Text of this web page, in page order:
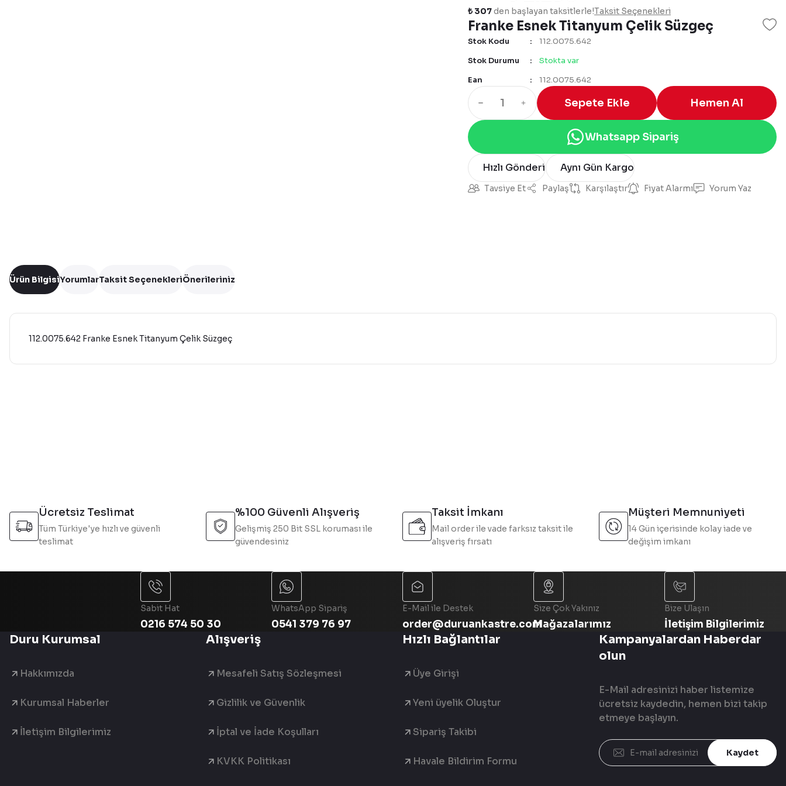
Franke Esnek Titanyum Çelik Süzgeç
₺ 307den başlayan taksitlerle!Taksit Seçenekleri
Stok Kodu
112.0075.642
Stok Durumu
Stokta var
Ean
112.0075.642
Sepete Ekle Hemen Al
Whatsapp Sipariş
Hızlı Gönderi Aynı Gün Kargo
Tavsiye Et Paylaş Karşılaştır Fiyat Alarmı Yorum Yaz
Ürün BilgisiYorumlarTaksit SeçenekleriÖnerileriniz
112.0075.642 Franke Esnek Titanyum Çelik Süzgeç
Bu ürüne benzer farklı alternatifler olmalı.
Ücretsiz Teslimat
Tüm Türkiye'ye hızlı ve güvenli
teslimat
%100 Güvenli Alışveriş
Gelişmiş 250 Bit SSL koruması ile
güvendesiniz
Taksit İmkanı
Mail order ile vade farksız taksit ile
alışveriş fırsatı
Müşteri Memnuniyeti
14 Gün içerisinde kolay iade ve
değişim imkanı
Sabit Hat
0216 574 50 30
WhatsApp Sipariş
0541 379 76 97
E-Mail ile Destek
order@duruankastre.com
Size Çok Yakınız
Mağazalarımız
Bize Ulaşın
İletişim Bilgilerimiz
Duru Kurumsal
Hakkımızda
Kurumsal Haberler
İletişim Bilgilerimiz
Alışveriş
Mesafeli Satış Sözleşmesi
Gizlilik ve Güvenlik
İptal ve İade Koşulları
KVKK Politikası
Hızlı Bağlantılar
Üye Girişi
Yeni üyelik Oluştur
Sipariş Takibi
Havale Bildirim Formu
Kampanyalardan Haberdar
olun
E-Mail adresinizi haber listemize
ücretsiz kaydedin, hemen bizi takip
etmeye başlayın.
Kaydet